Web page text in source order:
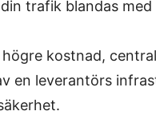
trafik blandas med
kostnad,
en leverantörs